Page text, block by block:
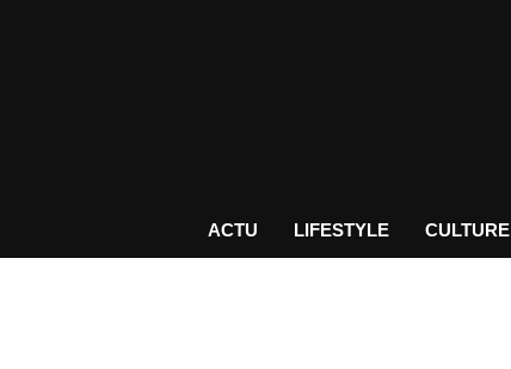
ACTU LIFESTYLE CULTURE